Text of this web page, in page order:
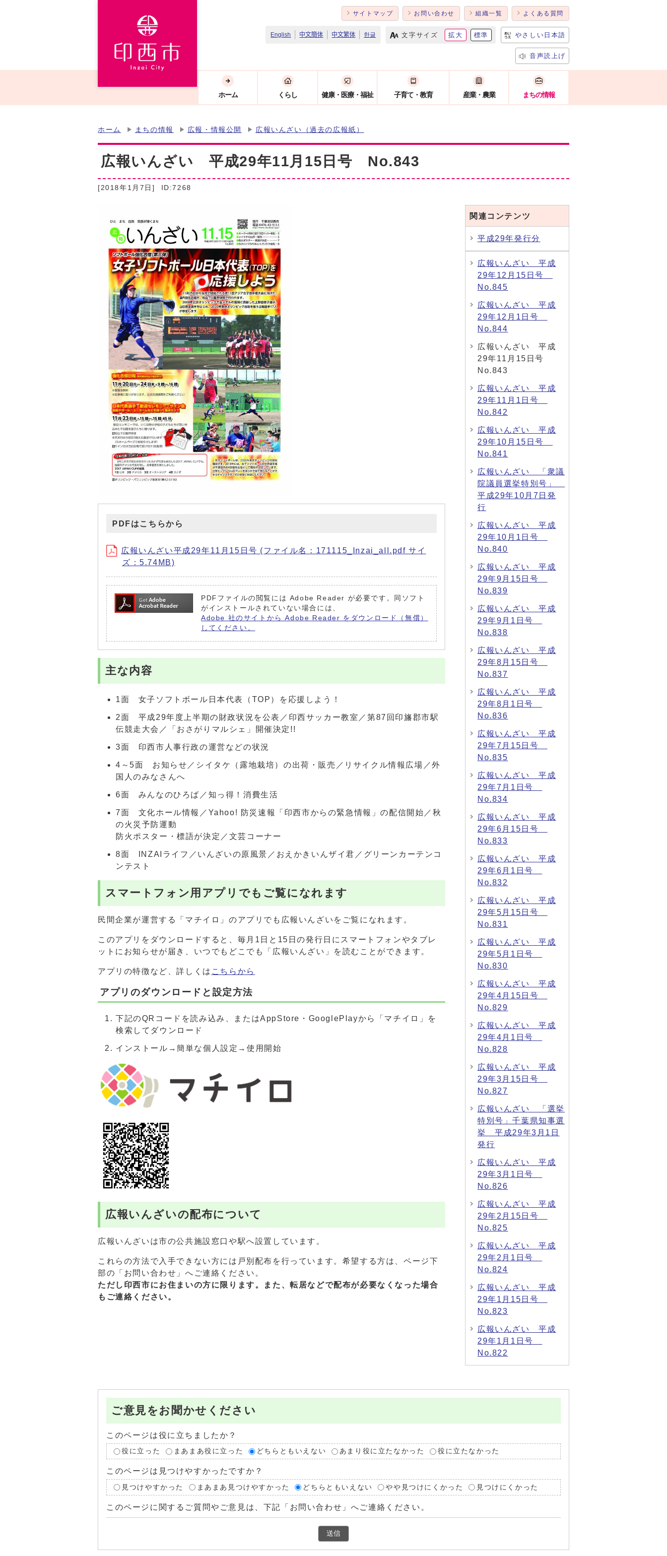
サイトマップ お問い合わせ 組織一覧 よくある質問
English 中文簡体 中文繁体 한글 文字サイズ 拡大 標準 やさしい日本語
音声読上げ
ホーム くらし 健康・医療・福祉 子育て・教育 産業・農業 まちの情報
ホーム まちの情報 広報・情報公開 広報いんざい（過去の広報紙）
広報いんざい 平成29年11月15日号 No.843
[2018年1月7日] ID:7268
PDFはこちらから
広報いんざい平成29年11月15日号 (ファイル名：171115_Inzai_all.pdf サイ
ズ：5.74MB)
PDFファイルの閲覧には Adobe Reader が必要です。同ソフト
がインストールされていない場合には、
Adobe 社のサイトから Adobe Reader をダウンロード（無償）
してください。
主な内容
1面 女子ソフトボール日本代表（TOP）を応援しよう！
2面 平成29年度上半期の財政状況を公表／印西サッカー教室／第87回印旛郡市駅
伝競走大会／「おさがりマルシェ」開催決定!!
3面 印西市人事行政の運営などの状況
4～5面 お知らせ／シイタケ（露地栽培）の出荷・販売／リサイクル情報広場／外
国人のみなさんへ
6面 みんなのひろば／知っ得！消費生活
7面 文化ホール情報／Yahoo! 防災速報「印西市からの緊急情報」の配信開始／秋
の火災予防運動
防火ポスター・標語が決定／文芸コーナー
8面 INZAIライフ／いんざいの原風景／おえかきいんザイ君／グリーンカーテンコ
ンテスト
スマートフォン用アプリでもご覧になれます
民間企業が運営する「マチイロ」のアプリでも広報いんざいをご覧になれます。
このアプリをダウンロードすると、毎月1日と15日の発行日にスマートフォンやタブレ
ットにお知らせが届き、いつでもどこでも「広報いんざい」を読むことができます。
アプリの特徴など、詳しくは こちらから
アプリのダウンロードと設定方法
下記のQRコードを読み込み、またはAppStore・GooglePlayから「マチイロ」を
検索してダウンロード
インストール→簡単な個人設定→使用開始
広報いんざいの配布について
広報いんざいは市の公共施設窓口や駅へ設置しています。
これらの方法で入手できない方には戸別配布を行っています。希望する方は、ページ下
部の「お問い合わせ」へご連絡ください。
ただし印西市にお住まいの方に限ります。また、転居などで配布が必要なくなった場合
もご連絡ください。
関連コンテンツ
平成29年発行分
広報いんざい 平成
29年12月15日号
No.845
広報いんざい 平成
29年12月1日号
No.844
広報いんざい 平成
29年11月15日号
No.843
広報いんざい 平成
29年11月1日号
No.842
広報いんざい 平成
29年10月15日号
No.841
広報いんざい 「衆議
院議員選挙特別号」
平成29年10月7日発
行
広報いんざい 平成
29年10月1日号
No.840
広報いんざい 平成
29年9月15日号
No.839
広報いんざい 平成
29年9月1日号
No.838
広報いんざい 平成
29年8月15日号
No.837
広報いんざい 平成
29年8月1日号
No.836
広報いんざい 平成
29年7月15日号
No.835
広報いんざい 平成
29年7月1日号
No.834
広報いんざい 平成
29年6月15日号
No.833
広報いんざい 平成
29年6月1日号
No.832
広報いんざい 平成
29年5月15日号
No.831
広報いんざい 平成
29年5月1日号
No.830
広報いんざい 平成
29年4月15日号
No.829
広報いんざい 平成
29年4月1日号
No.828
広報いんざい 平成
29年3月15日号
No.827
広報いんざい 「選挙
特別号」千葉県知事選
挙 平成29年3月1日
発行
広報いんざい 平成
29年3月1日号
No.826
広報いんざい 平成
29年2月15日号
No.825
広報いんざい 平成
29年2月1日号
No.824
広報いんざい 平成
29年1月15日号
No.823
広報いんざい 平成
29年1月1日号
No.822
ご意見をお聞かせください
このページは役に立ちましたか？
役に立った まあまあ役に立った どちらともいえない あまり役に立たなかった 役に立たなかった
このページは見つけやすかったですか？
見つけやすかった まあまあ見つけやすかった どちらともいえない やや見つけにくかった 見つけにくかった
このページに関するご質問やご意見は、下記「お問い合わせ」へご連絡ください。